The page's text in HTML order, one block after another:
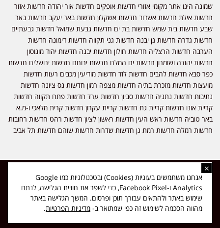
שמונה הינו אתר מקומי אזורי חדשות אופקים חדשות אור יהודה חדשות אזור
חדשות אילת חדשות אשדוד חדשות אשקלון חדשות באר יעקב חדשות באר
שבע חדשות בית שמש חדשות בת ים חדשות גבעת שמואל חדשות גבעתיים
חדשות גדרה חדשות גן יבנה חדשות גני תקווה חדשות דימונה חדשות
הערבה חדשות הרצליה חדשות חולון חדשות יבנה חדשות יהוד מונוסון
חדשות יהודה ושומרון חדשות ים המלח חדשות ירוחם חדשות ירושלים חדשות
כפר סבא חדשות להבים חדשות לוד חדשות מודיעין מכבים רעות חדשות
מועצות חדשות מזכרת בתיה חדשות מצפה רמון חדשות נס ציונה חדשות
נתיבות חדשות נתניה חדשות סביון חדשות ערד חדשות פתח תקווה חדשות
קריית אונו חדשות קריית גת חדשות קריית עקרון חדשות קרית מלאכי ו-מ.א
באר טוביה חדשות ראש העין חדשות ראשון לציון חדשות רהט חדשות רחובות
חדשות רמלה חדשות רמת גן חדשות שדרות חדשות שוהם חדשות תל אביב
כל הזכויות שמורות ל-ליזה ללוצאשווילי - חדשות אפס שמונה - דיווחים בזמן
אמת, נוסד בשנת 2019 | טל' לפרסומים 054-9759222 מייל מערכת
news08.net@gmail.com
Made with ❤ byDIGITA
×
אנחנו משתמשים בעוגיות (Cookies) ובטכנולוגיות כמו Google
Analytics ו-Facebook Pixel, כדי לשפר את חוויית הגלישה, לנתח
שימוש באתר ולהתאים עבורך תוכן ופרסום. המשך הגלישה באתר
מהווה הסכמה לשימוש זה כפי שמתואר ב- מדיניות הפרטיות.